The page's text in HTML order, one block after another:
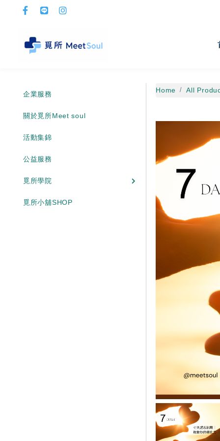
企業服務
關於覓所Meet soul
活動集錦
公益服務
覓所學院
覓所小舖SHOP
Home All